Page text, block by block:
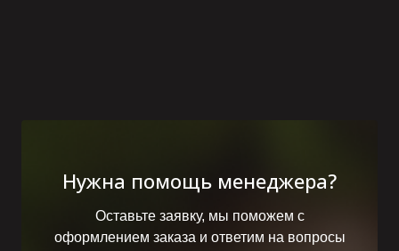
Нужна помощь менеджера?
Оставьте заявку, мы поможем с
оформлением заказа и ответим на вопросы